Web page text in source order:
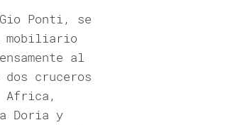
Ponti, se
mobiliario
al
cruceros
Africa,
Doria y